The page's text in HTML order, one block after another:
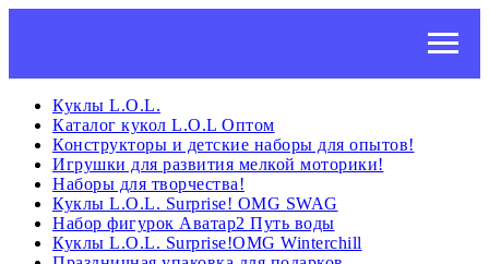
Куклы L.O.L.
Каталог кукол L.O.L Оптом
Конструкторы и детские наборы для опытов!
Игрушки для развития мелкой моторики!
Наборы для творчества!
Куклы L.O.L. Surprise! OMG SWAG
Набор фигурок Аватар2 Путь воды
Куклы L.O.L. Surprise!OMG Winterchill